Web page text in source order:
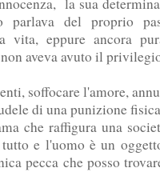
parlava del proprio
vita, eppure ancora
aveva avuto il
soffocare l'amore,
di una punizione
che raffigura una
e l'uomo è un
pecca che posso